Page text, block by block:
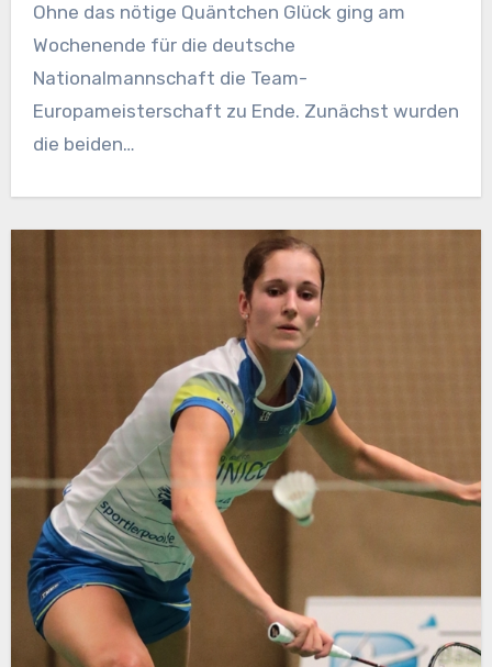
Ohne das nötige Quäntchen Glück ging am
Wochenende für die deutsche
Nationalmannschaft die Team-
Europameisterschaft zu Ende. Zunächst wurden
die beiden…